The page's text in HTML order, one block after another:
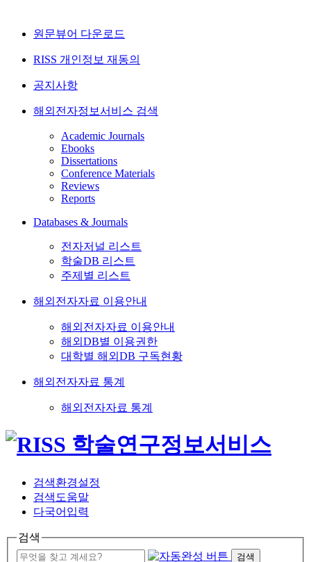
원문뷰어 다운로드
RISS 개인정보 재동의
공지사항
해외전자정보서비스 검색
Academic Journals
Ebooks
Dissertations
Conference Materials
Reviews
Reports
Databases & Journals
전자저널 리스트
학술DB 리스트
주제별 리스트
해외전자자료 이용안내
해외전자자료 이용안내
해외DB별 이용권한
대학별 해외DB 구독현황
해외전자자료 통계
해외전자자료 통계
검색환경설정
검색도움말
다국어입력
검색
검색